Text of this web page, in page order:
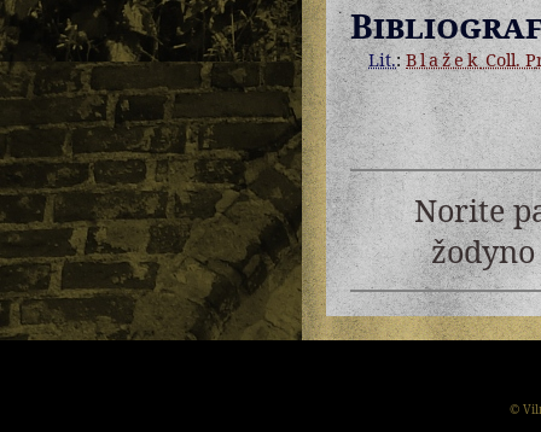
Lit.:BlažekColl.
Norite
©